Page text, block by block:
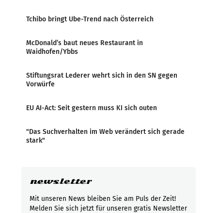
Tchibo bringt Ube-Trend nach Österreich
McDonald’s baut neues Restaurant in
Waidhofen/Ybbs
Stiftungsrat Lederer wehrt sich in den SN gegen
Vorwürfe
EU AI-Act: Seit gestern muss KI sich outen
"Das Suchverhalten im Web verändert sich gerade
stark"
newsletter
Mit unseren News bleiben Sie am Puls der Zeit!
Melden Sie sich jetzt für unseren gratis Newsletter